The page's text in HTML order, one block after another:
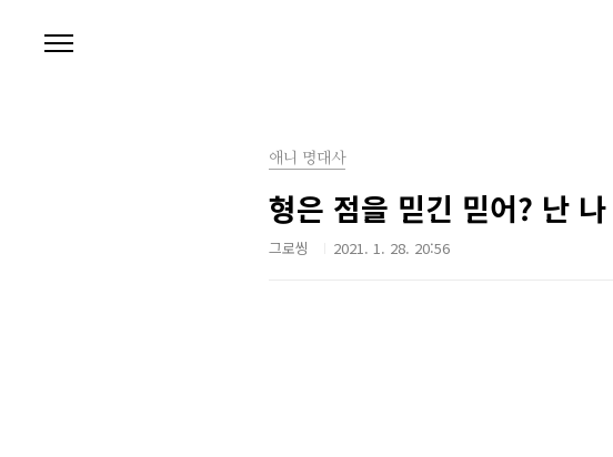
애니 명대사
형은 점을 믿긴 믿어? 난
그로씽 2021. 1. 28. 20:56